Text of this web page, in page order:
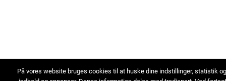
På vores website bruges cookies til at huske dine indstillinger, statistik